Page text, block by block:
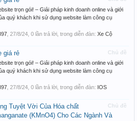
trọn gói! – Giải pháp kinh doanh online và giới
quý khách khi sử dụng website làm công cụ
27/8/24 , 0 lần trả lời, trong diễn đàn: Xe Cộ
Chủ đề
giá rẻ
trọn gói! – Giải pháp kinh doanh online và giới
quý khách khi sử dụng website làm công cụ
27/8/24 , 0 lần trả lời, trong diễn đàn: IOS
Chủ đề
Tuyệt Vời Của Hóa chất
(KMnO4) Cho Các Ngành Và